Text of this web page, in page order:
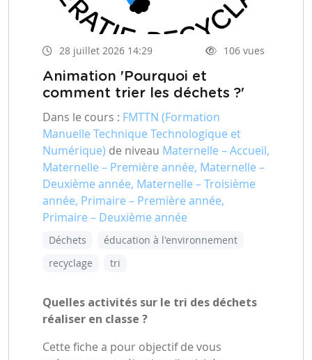
28 juillet 2026 14:29 106 vues
Animation 'Pourquoi et
comment trier les déchets ?'
Dans le cours : FMTTN (Formation
Manuelle Technique Technologique et
Numérique) de niveau Maternelle – Accueil,
Maternelle – Première année, Maternelle –
Deuxième année, Maternelle – Troisième
année, Primaire – Première année,
Primaire – Deuxième année
Déchets
éducation à l'environnement
recyclage
tri
Quelles activités sur le tri des déchets
réaliser en classe ?
Cette fiche a pour objectif de vous